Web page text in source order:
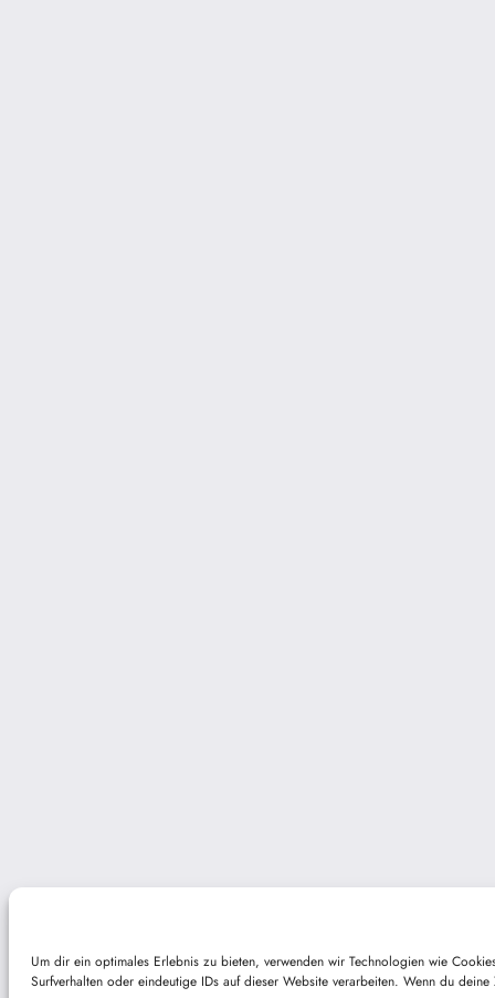
Um dir ein optimales Erlebnis zu bieten, verwenden wir Technologien wie
Surfverhalten oder eindeutige IDs auf dieser Website verarbeiten. Wenn du